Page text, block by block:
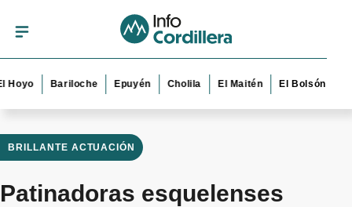
Bariloche Epuyén Cholila El Maitén El Bolsón Esquel
BRILLANTE ACTUACIÓN
Patinadoras esquelenses